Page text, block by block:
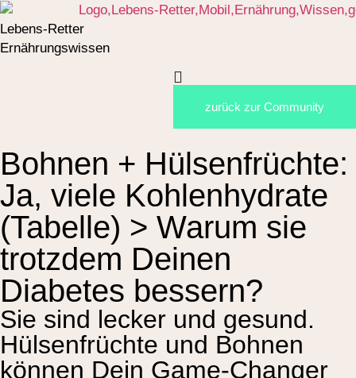
Lebens-Retter
Ernährungswissen
zurück zur Community
Bohnen + Hülsenfrüchte:
Ja, viele Kohlenhydrate
(Tabelle) > Warum sie
trotzdem Deinen
Diabetes bessern?
Sie sind lecker und gesund.
Hülsenfrüchte und Bohnen
können Dein Game-Changer